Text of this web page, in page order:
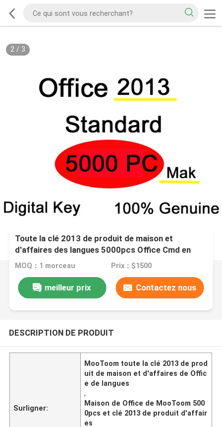
2/ 3
Toute la clé 2013 de produit de maison et
d'affaires des langues 5000pcs Office Cmd en
ligne
MOQ：1 morceau Prix：$1500
meilleur prix Contactez nous
DESCRIPTION DE PRODUIT
Surligner:
MooToom toute la clé 2013 de prod
uit de maison et d'affaires de Offic
e de langues
,
Maison de Office de MooToom 500
0pcs et clé 2013 de produit d'affair
es